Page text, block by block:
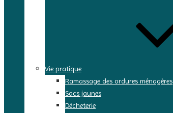
Vie pratique
Ramassage des ordures ménagères
Sacs jaunes
Décheterie